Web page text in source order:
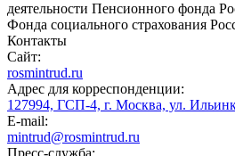
деятельности Пенсионного фонда
Фонда социального страхования
Контакты
Сайт:
rosmintrud.ru
Адрес для корреспонденции:
127994, ГСП-4, г. Москва, ул.
E-mail:
mintrud@rosmintrud.ru
Пресс-служба: